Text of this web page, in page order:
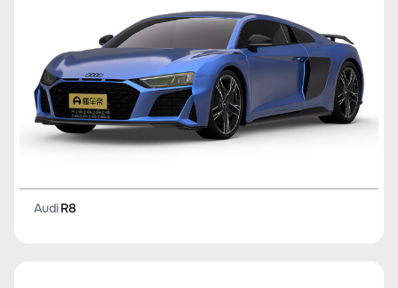
AudiR8